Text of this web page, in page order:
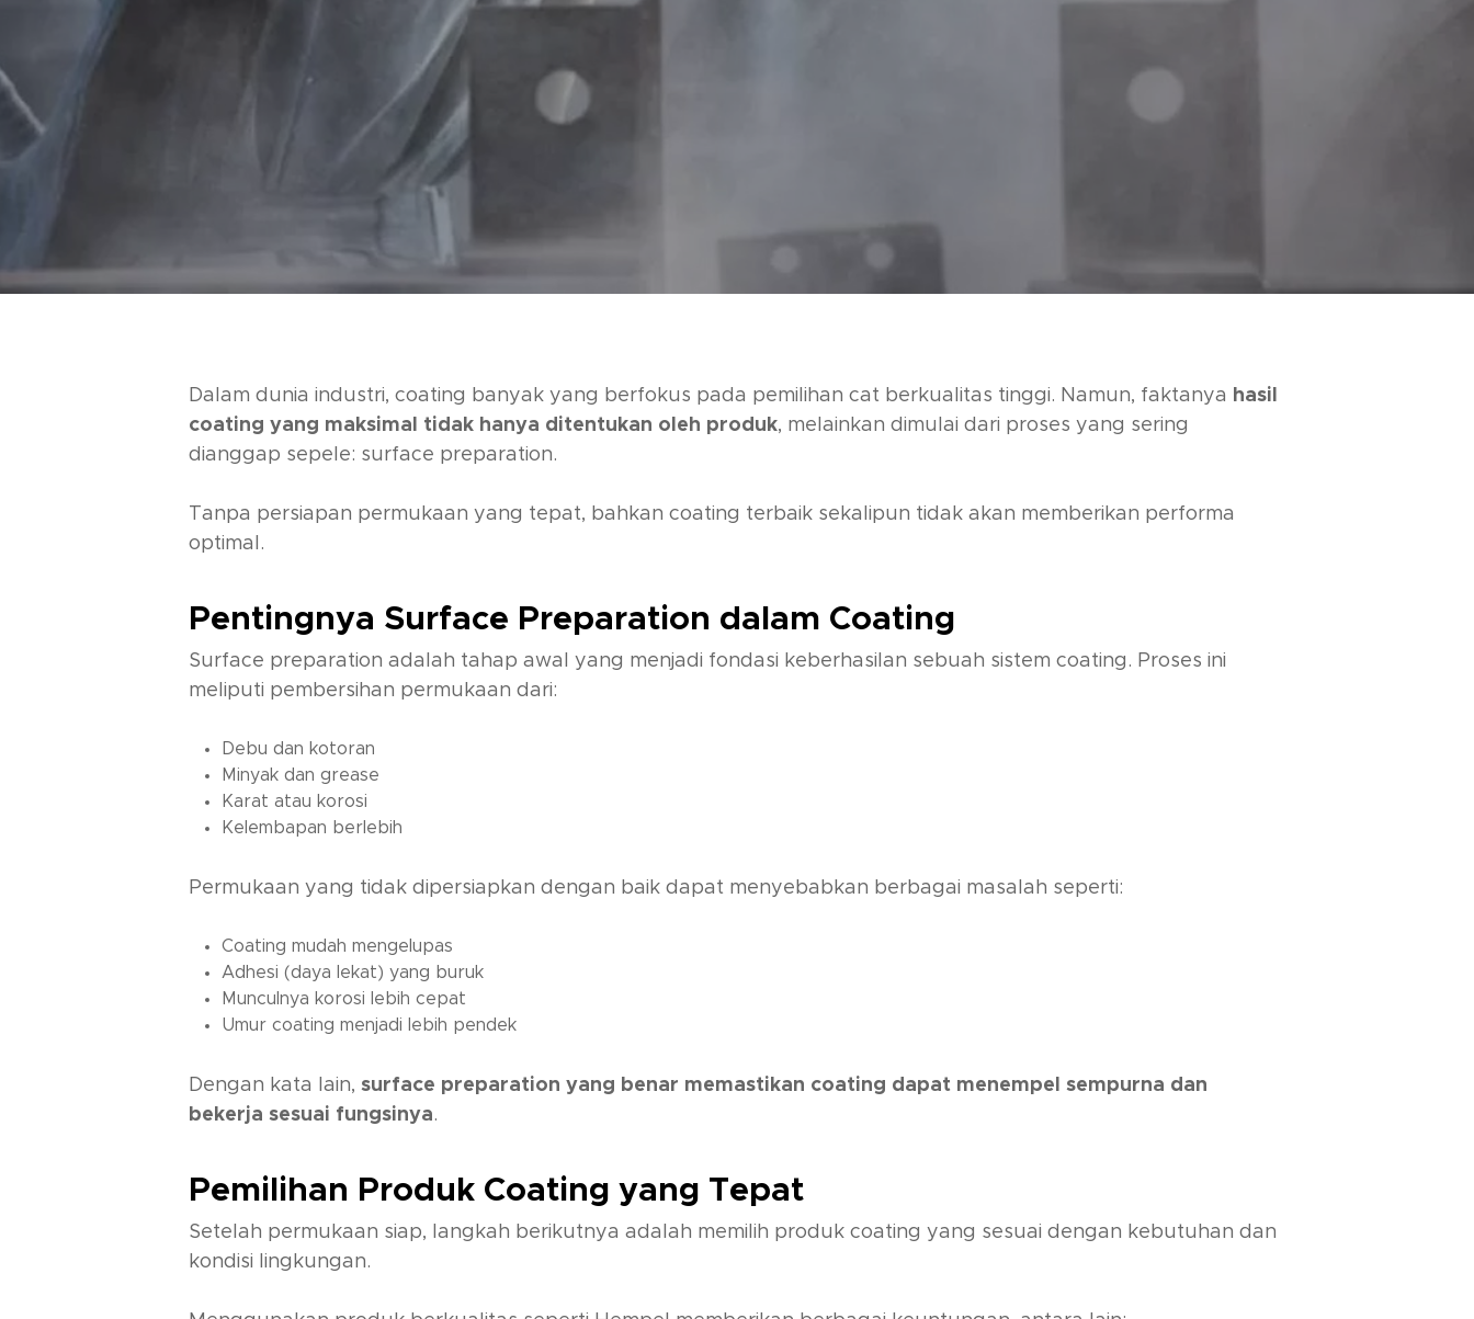
Dalam dunia industri, coating banyak yang berfokus pada pemilihan cat berkualitas tinggi. Namun, faktanya hasil
coating yang maksimal tidak hanya ditentukan oleh produk, melainkan dimulai dari proses yang sering
dianggap sepele: surface preparation.
Tanpa persiapan permukaan yang tepat, bahkan coating terbaik sekalipun tidak akan memberikan performa
optimal.
Pentingnya Surface Preparation dalam Coating
Surface preparation adalah tahap awal yang menjadi fondasi keberhasilan sebuah sistem coating. Proses ini
meliputi pembersihan permukaan dari:
Debu dan kotoran
Minyak dan grease
Karat atau korosi
Kelembapan berlebih
Permukaan yang tidak dipersiapkan dengan baik dapat menyebabkan berbagai masalah seperti:
Coating mudah mengelupas
Adhesi (daya lekat) yang buruk
Munculnya korosi lebih cepat
Umur coating menjadi lebih pendek
Dengan kata lain, surface preparation yang benar memastikan coating dapat menempel sempurna dan
bekerja sesuai fungsinya.
Pemilihan Produk Coating yang Tepat
Setelah permukaan siap, langkah berikutnya adalah memilih produk coating yang sesuai dengan kebutuhan dan
kondisi lingkungan.